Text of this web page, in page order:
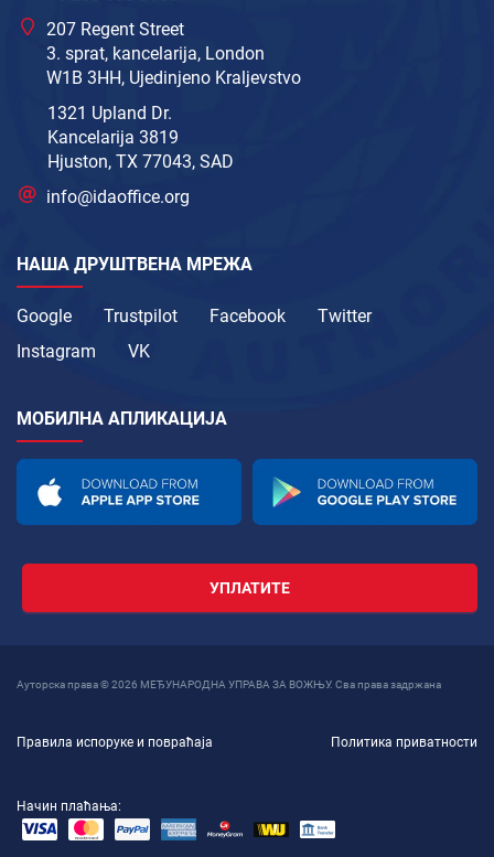
207 Regent Street
3. sprat, kancelarija, London
W1B 3HH, Ujedinjeno Kraljevstvo
1321 Upland Dr.
Kancelarija 3819
Hjuston, TX 77043, SAD
info@idaoffice.org
НАША ДРУШТВЕНА МРЕЖА
Google Trustpilot Facebook
Twitter
Instagram
VK
МОБИЛНА АПЛИКАЦИЈА
УПЛАТИТЕ
Ауторска права © 2026 МЕЂУНАРОДНА УПРАВА ЗА ВОЖЊУ. Сва права задржана
Правила испоруке и повраћаја Политика приватности
Начин плаћања: